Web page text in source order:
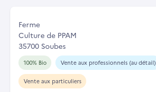
Ferme
Culture de PPAM
35700 Soubes
100% Bio Vente aux professionnels (au détail)
Vente aux particuliers